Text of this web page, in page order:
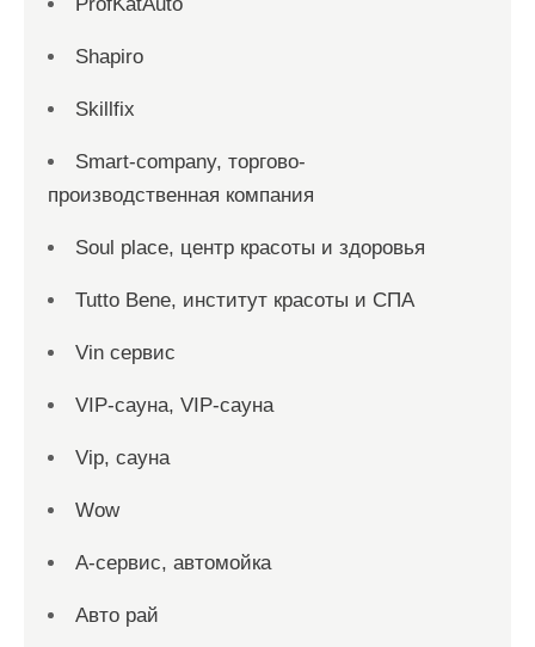
Shapiro
Skillfix
Smart-company, торгово-
производственная компания
Soul place, центр красоты и здоровья
Tutto Bene, институт красоты и СПА
Vin сервис
VIP-сауна, VIP-сауна
Vip, сауна
Wow
А-сервис, автомойка
Авто рай